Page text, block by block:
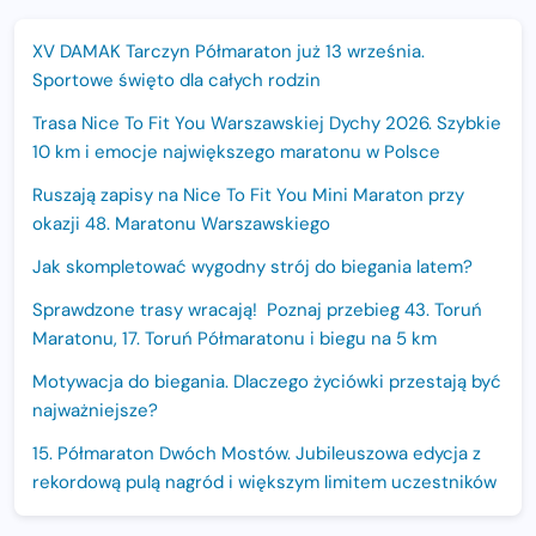
XV DAMAK Tarczyn Półmaraton już 13 września.
Sportowe święto dla całych rodzin
Trasa Nice To Fit You Warszawskiej Dychy 2026. Szybkie
10 km i emocje największego maratonu w Polsce
Ruszają zapisy na Nice To Fit You Mini Maraton przy
okazji 48. Maratonu Warszawskiego
Jak skompletować wygodny strój do biegania latem?
Sprawdzone trasy wracają! Poznaj przebieg 43. Toruń
Maratonu, 17. Toruń Półmaratonu i biegu na 5 km
Motywacja do biegania. Dlaczego życiówki przestają być
najważniejsze?
15. Półmaraton Dwóch Mostów. Jubileuszowa edycja z
rekordową pulą nagród i większym limitem uczestników